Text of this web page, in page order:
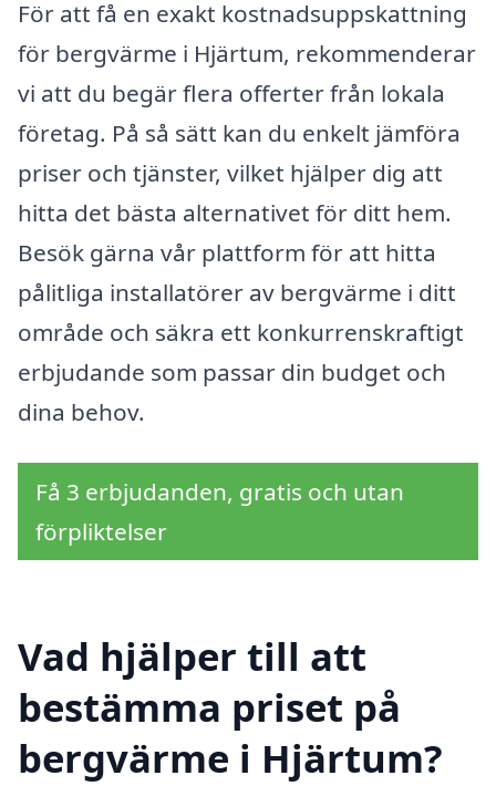
För att få en exakt kostnadsuppskattning
för bergvärme i Hjärtum, rekommenderar
vi att du begär flera offerter från lokala
företag. På så sätt kan du enkelt jämföra
priser och tjänster, vilket hjälper dig att
hitta det bästa alternativet för ditt hem.
Besök gärna vår plattform för att hitta
pålitliga installatörer av bergvärme i ditt
område och säkra ett konkurrenskraftigt
erbjudande som passar din budget och
dina behov.
Få 3 erbjudanden, gratis och utan
förpliktelser
Vad hjälper till att
bestämma priset på
bergvärme i Hjärtum?